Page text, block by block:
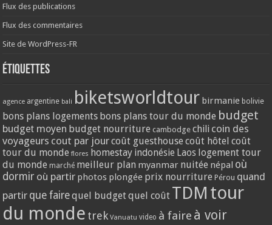
Flux des publications
Flux des commentaires
Site de WordPress-FR
Étiquettes
agence argentine bali biketsworldtour birmanie bolivie
bons plans logements bons plans tour du monde budget
budget moyen budget nourriture cambodge chili coin des
voyageurs cout par jourcoût guesthouse coût hôtel coût
tour du monde flores homestay indonésie Laos logement tour
du monde marché meilleur plan myanmar nuitée népal où
dormir où partir photos plongée prix nourriture Pérou quand
partir que fairequel budgetquel coût TDM tour
du monde trek Vanuatu video à faire à voir